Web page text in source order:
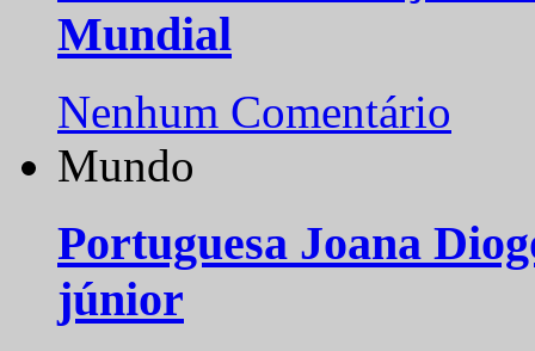
Mundial
Nenhum Comentário
Mundo
Portuguesa Joana
júnior